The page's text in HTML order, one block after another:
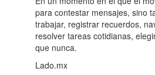
para contestar mensajes, sino
trabajar, registrar recuerdos,
resolver tareas cotidianas,
que nunca.
Lado.mx